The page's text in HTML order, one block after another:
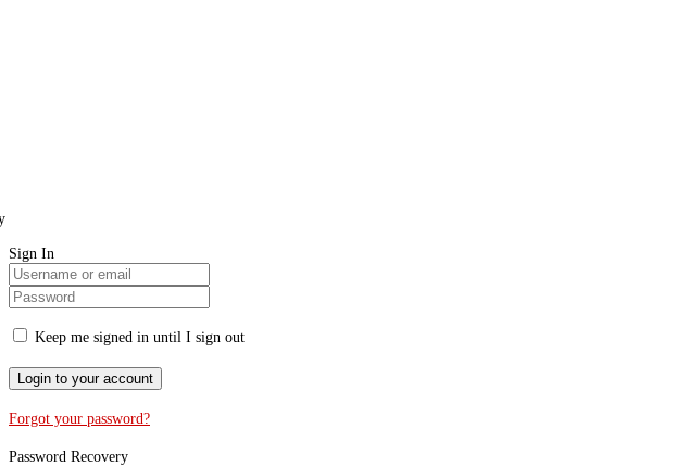
Sign In
Keep me signed in until I sign out
Forgot your password?
Password Recovery